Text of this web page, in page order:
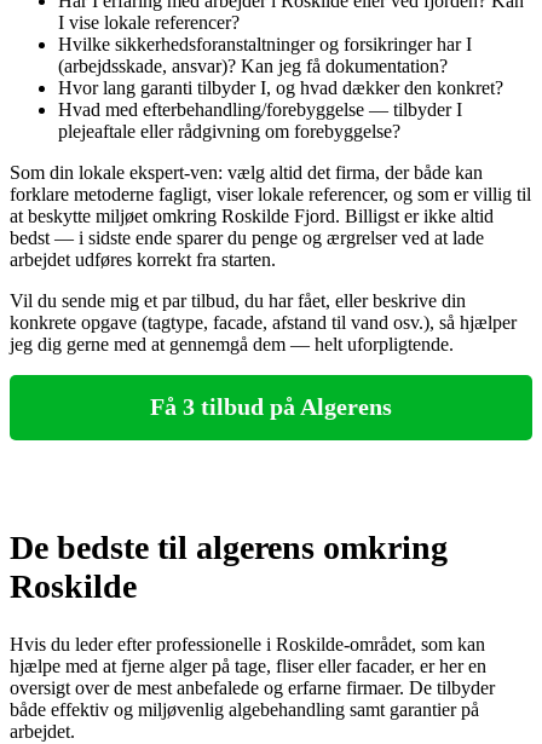
I vise lokale referencer?
Hvilke sikkerhedsforanstaltninger og forsikringer har I
(arbejdsskade, ansvar)? Kan jeg få dokumentation?
Hvor lang garanti tilbyder I, og hvad dækker den konkret?
Hvad med efterbehandling/forebyggelse — tilbyder I
plejeaftale eller rådgivning om forebyggelse?
Som din lokale ekspert-ven: vælg altid det firma, der både kan
forklare metoderne fagligt, viser lokale referencer, og som er villig til
at beskytte miljøet omkring Roskilde Fjord. Billigst er ikke altid
bedst — i sidste ende sparer du penge og ærgrelser ved at lade
arbejdet udføres korrekt fra starten.
Vil du sende mig et par tilbud, du har fået, eller beskrive din
konkrete opgave (tagtype, facade, afstand til vand osv.), så hjælper
jeg dig gerne med at gennemgå dem — helt uforpligtende.
Få 3 tilbud på Algerens
De bedste til algerens omkring
Roskilde
Hvis du leder efter professionelle i Roskilde-området, som kan
hjælpe med at fjerne alger på tage, fliser eller facader, er her en
oversigt over de mest anbefalede og erfarne firmaer. De tilbyder
både effektiv og miljøvenlig algebehandling samt garantier på
arbejdet.